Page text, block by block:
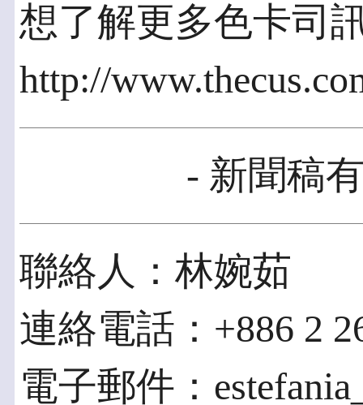
想了解更多色卡司
http://
- 新聞稿
聯絡人：林婉茹
連絡電話：+886 2
電子郵件：